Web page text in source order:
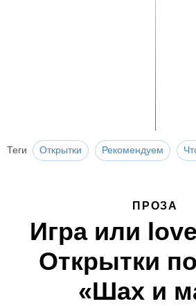
Теги Открытки Рекомендуем
ПРОЗА
Игра или
Открытки
«Шах и